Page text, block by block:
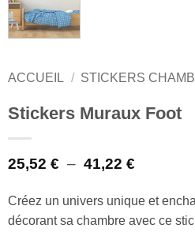
ACCUEIL / STICKERS
Stickers Muraux Foot
25,52 € – 41,22 €Plage
prix :
25,52 €
à
Créez un univers unique et
décorant sa chambre avec ce